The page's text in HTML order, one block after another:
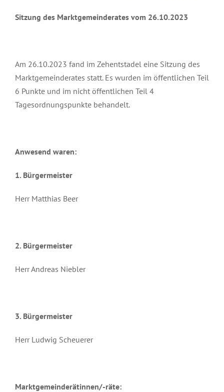
Sitzung des Marktgemeinderates vom 26.10.2023
Am 26.10.2023 fand im Zehentstadel eine Sitzung des
Marktgemeinderates statt. Es wurden im öffentlichen Teil
6 Punkte und im nicht öffentlichen Teil 4
Tagesordnungspunkte behandelt.
Anwesend waren:
1. Bürgermeister
Herr Matthias Beer
2. Bürgermeister
Herr Andreas Niebler
3. Bürgermeister
Herr Ludwig Scheuerer
Marktgemeinderätinnen/-räte: